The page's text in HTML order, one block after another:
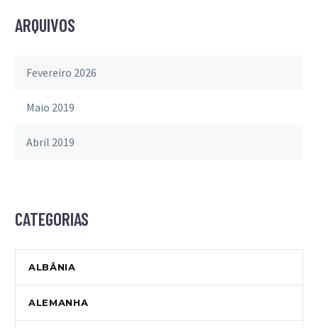
ARQUIVOS
Fevereiro 2026
Maio 2019
Abril 2019
CATEGORIAS
ALBÂNIA
ALEMANHA